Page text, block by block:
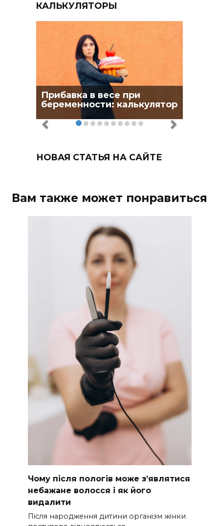
КАЛЬКУЛЯТОРЫ
Прибавка в весе при
беременности: калькулятор
НОВАЯ СТАТЬЯ НА САЙТЕ
Вам также может понравиться
Чому після пологів може з’являтися
небажане волосся і як його
видалити
Після народження дитини організм жінки